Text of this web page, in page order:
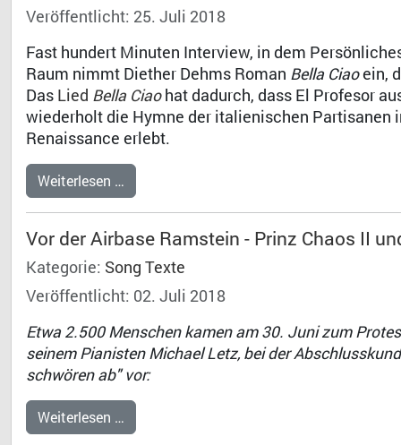
Veröffentlicht: 25. Juli 2018
Fast hundert Minuten Interview, in dem
Raum nimmt Diether Dehms Roman Bella Ciaoein,
Das Lied Bella Ciaohat dadurch, dass El Profesor
wiederholt die Hymne der italienischen
Renaissance erlebt.
Weiterlesen …
Vor der Airbase Ramstein - Prinz Chaos II
Kategorie: Song Texte
Veröffentlicht: 02. Juli 2018
Etwa 2.500 Menschen kamen am 30. Juni zum
seinem Pianisten Michael Letz, bei der
schwören ab" vor:
Weiterlesen …